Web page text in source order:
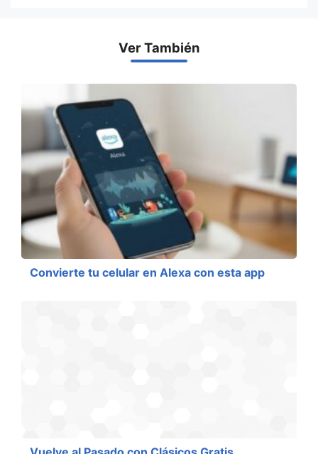
Ver También
Convierte tu celular en Alexa con esta app